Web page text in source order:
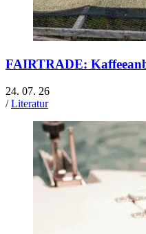
FAIRTRADE:
24. 07. 26
/Literatur